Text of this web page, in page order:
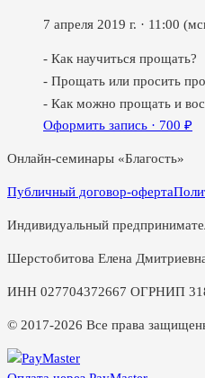
7 апреля 2019 г. · 11:00
- Как научиться прощать?
- Прощать или просить
- Как можно прощать и
Оформить запись · 700 ₽
Онлайн-семинары «Благость»
Публичный договор-оферта
Индивидуальный
Шерстобитова Елена
ИНН 027704372667 ОГРНИП
© 2017-2026 Все права